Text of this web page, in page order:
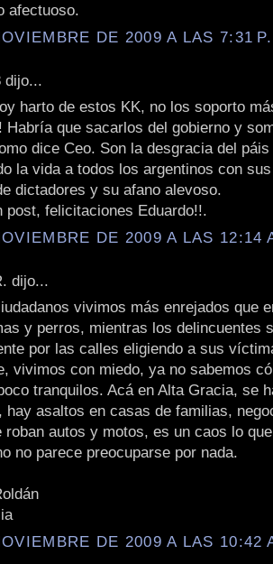
afectuoso.
DE 2009 A LAS 7:31
dijo...
harto de estos KK, no los soporto
Habría que sacarlos del gobierno y
dice Ceo. Son la desgracia del
la vida a todos los argentinos con
dictadores y su afano alevoso.
post, felicitaciones Eduardo!!.
DE 2009 A LAS 12:14
dijo...
vivimos más enrejados que
y perros, mientras los delincuentes
por las calles eligiendo a sus
vivimos con miedo, ya no sabemos
tranquilos. Acá en Alta Gracia, se
hay asaltos en casas de familias,
roban autos y motos, es un caos lo
no parece preocuparse por nada.
DE 2009 A LAS 10:42